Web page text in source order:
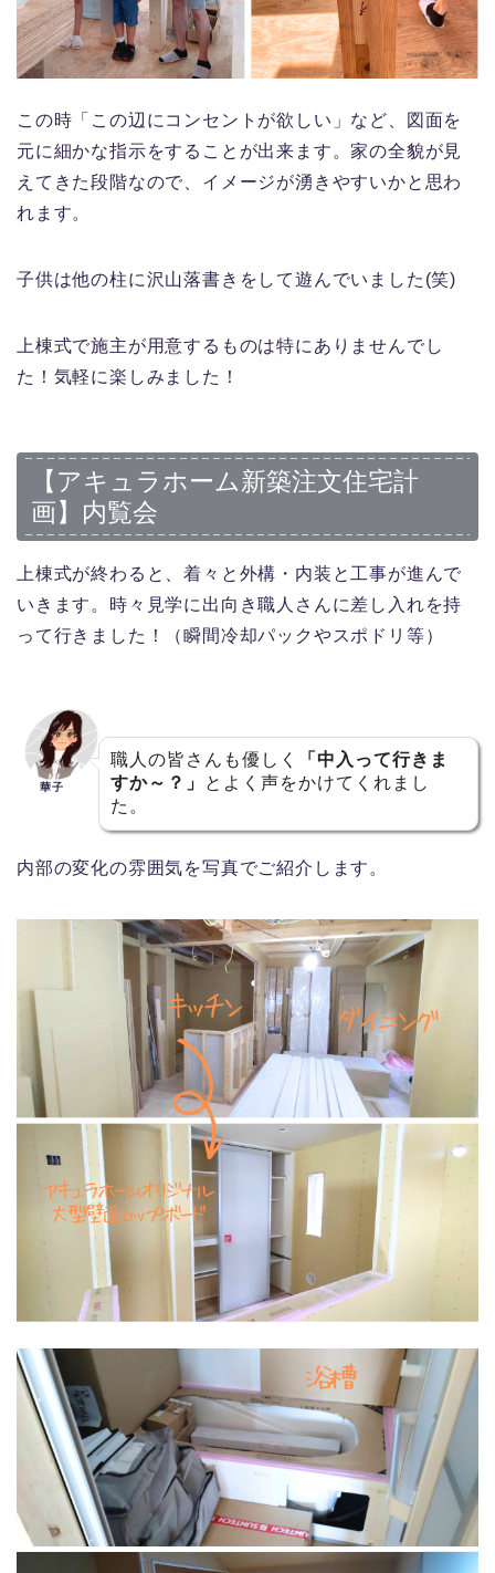
この時「この辺にコンセントが欲しい」など、図面を
元に細かな指示をすることが出来ます。家の全貌が見
えてきた段階なので、イメージが湧きやすいかと思わ
れます。
子供は他の柱に沢山落書きをして遊んでいました(笑)
上棟式で施主が用意するものは特にありませんでし
た！気軽に楽しみました！
【アキュラホーム新築注文住宅計
画】内覧会
上棟式が終わると、着々と外構・内装と工事が進んで
いきます。時々見学に出向き職人さんに差し入れを持
って行きました！（瞬間冷却パックやスポドリ等）
華子
職人の皆さんも優しく
「中入って行きま
すか～？」
とよく声をかけてくれまし
た。
内部の変化の雰囲気を写真でご紹介します。